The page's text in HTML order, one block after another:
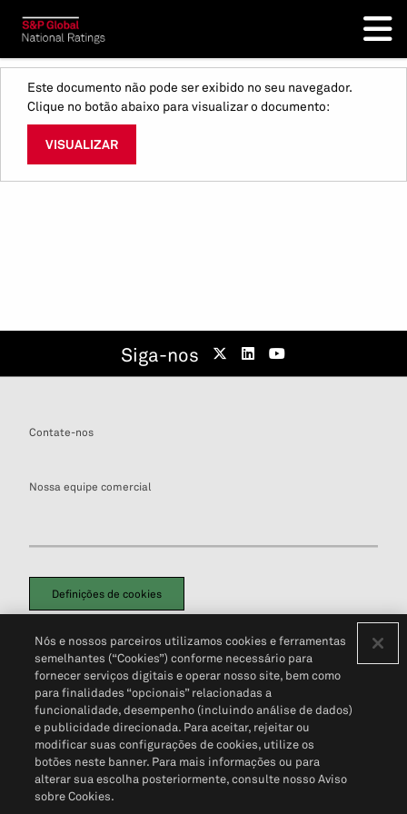
Este documento não pode ser exibido no seu navegador.
Clique no botão abaixo para visualizar o documento:
VISUALIZAR
Siga-nos
Contate-nos
Nossa equipe comercial
Definições de cookies
Política de PrivacidadePortal de privacidade do cliente (em inglês)
Não Venda Minhas Informações Pessoais© 2026 S&P Global
Nós e nossos parceiros utilizamos cookies e ferramentas
semelhantes (“Cookies”) conforme necessário para
fornecer serviços digitais e operar nosso site, bem como
para finalidades “opcionais” relacionadas a
funcionalidade, desempenho (incluindo análise de dados)
e publicidade direcionada. Para aceitar, rejeitar ou
modificar suas configurações de cookies, utilize os
botões neste banner. Para mais informações ou para
alterar sua escolha posteriormente, consulte nosso Aviso
sobre Cookies.